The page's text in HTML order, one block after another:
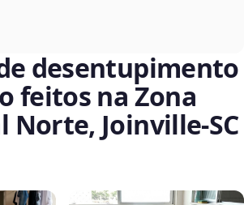
desentupimento
feitos na Zona
Joinville‑SC